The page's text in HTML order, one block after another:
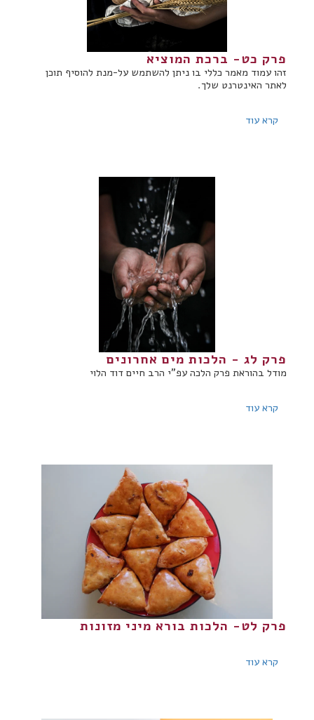
פרק כט- ברכת המוציא
זהו עמוד מאמר כללי בו ניתן להשתמש על-מנת להוסיף תוכן
לאתר האינטרנט שלך.
קרא עוד
פרק לג - הלכות מים אחרונים
מודל בהוראת פרק הלכה עפ"י הרב חיים דוד הלוי
קרא עוד
פרק לט- הלכות בורא מיני מזונות
קרא עוד